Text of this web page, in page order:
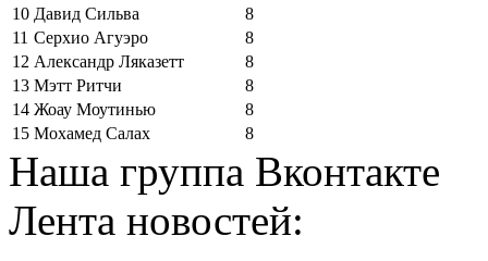
10 Давид Сильва
8
11 Серхио Агуэро
8
12 Александр Ляказетт
8
13 Мэтт Ритчи
8
14 Жоау Моутинью
8
15 Мохамед Салах 8
Наша группа Вконтакте
Лента новостей: